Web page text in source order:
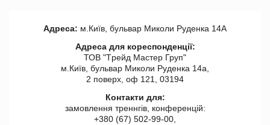
Адреса: м.Київ, бульвар Миколи Руденка 14А
Адреса для кореспонденції:
ТОВ "Tрейд Мастер Груп"
м.Київ, бульвар Миколи Руденка 14а,
2 поверх, оф 121, 03194
Контакти для:
замовлення треннгів, конференцій:
+380 (67) 502-99-00,